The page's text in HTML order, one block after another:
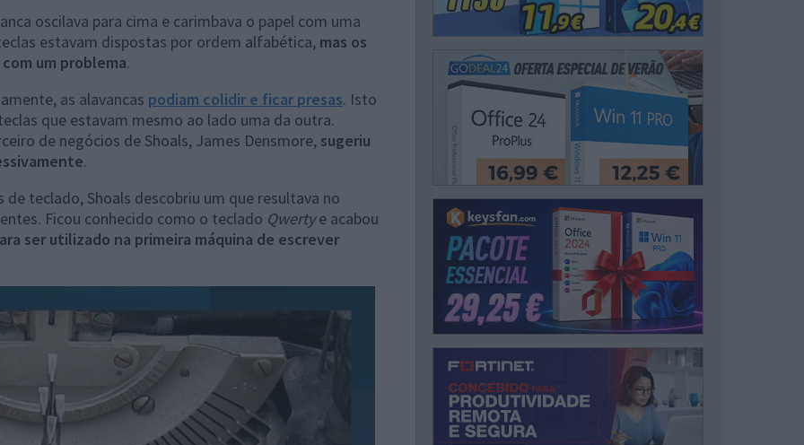
oscilava para cima e carimbava o papel com uma
estavam dispostas por ordem alfabética, mas os
um problema.
as alavancas podiam colidir e ficar presas. Isto
que estavam mesmo ao lado uma da outra.
de negócios de Shoals, James Densmore, sugeriu
.
teclado, Shoals descobriu um que resultava no
Ficou conhecido como o teclado Qwertye acabou
ser utilizado na primeira máquina de escrever